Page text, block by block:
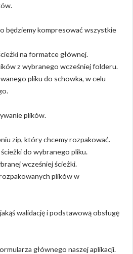
będziemy kompresować wszystkie
na formatce głównej.
z wybranego wcześniej folderu.
pliku do schowka, w celu
plików.
zip, który chcemy rozpakować.
do wybranego pliku.
wcześniej ścieżki.
plików w
walidację i podstawową obsługę
głównego naszej aplikacji.